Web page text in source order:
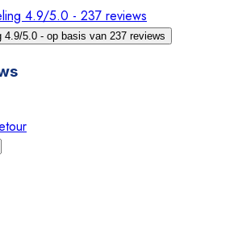
4.9/5.0 - 237 reviews
4.9/5.0 - op basis van 237 reviews